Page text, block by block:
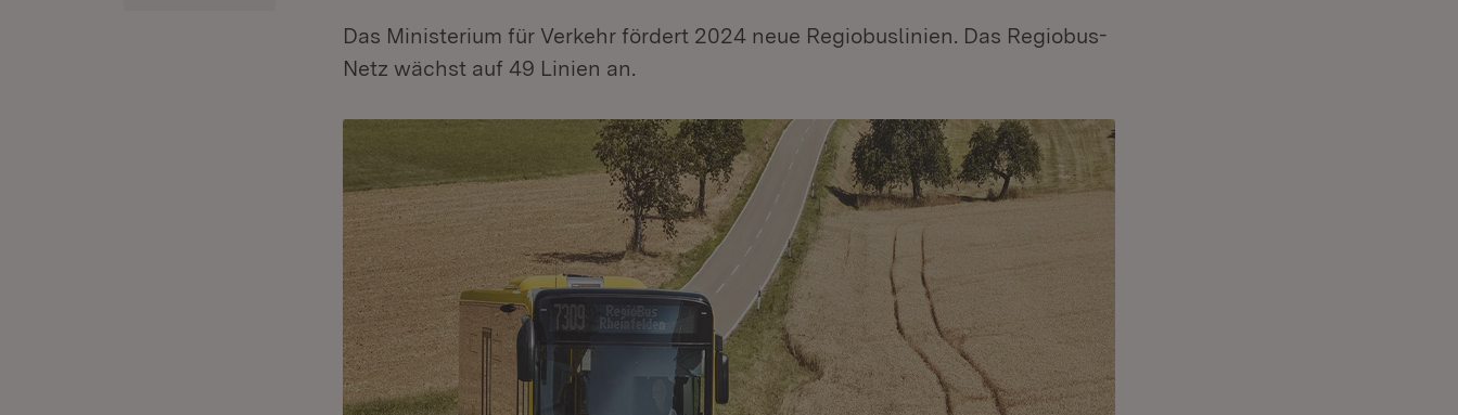
Das Ministerium für Verkehr fördert 2024 neue Regiobuslinien. Das Regiobus-
Netz wächst auf 49 Linien an.